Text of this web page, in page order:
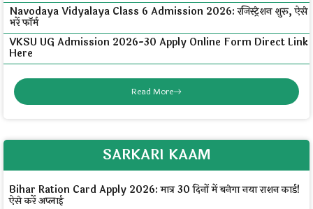
Navodaya Vidyalaya Class 6 Admission 2026: रजिस्ट्रेशन शुरू, ऐसे
भरें फॉर्म
VKSU UG Admission 2026-30 Apply Online Form Direct Link
Here
Read More
SARKARI KAAM
Bihar Ration Card Apply 2026: मात्र 30 दिनों में बनेगा नया राशन कार्ड!
ऐसे करें अप्लाई